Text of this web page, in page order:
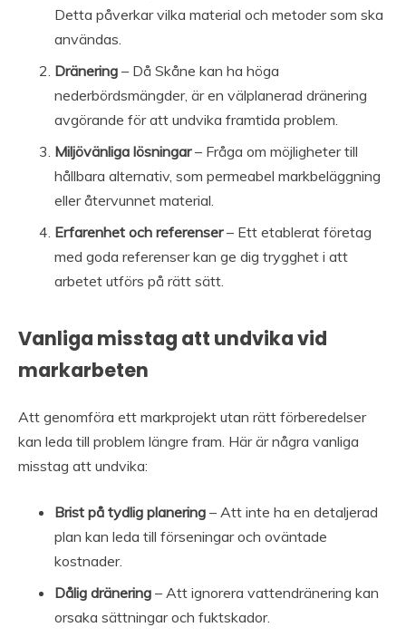
Detta påverkar vilka material och metoder som ska
användas.
Dränering – Då Skåne kan ha höga
nederbördsmängder, är en välplanerad dränering
avgörande för att undvika framtida problem.
Miljövänliga lösningar– Fråga om möjligheter till
hållbara alternativ, som permeabel markbeläggning
eller återvunnet material.
Erfarenhet och referenser– Ett etablerat företag
med goda referenser kan ge dig trygghet i att
arbetet utförs på rätt sätt.
Vanliga misstag att undvika vid
markarbeten
Att genomföra ett markprojekt utan rätt förberedelser
kan leda till problem längre fram. Här är några vanliga
misstag att undvika:
Brist på tydlig planering – Att inte ha en detaljerad
plan kan leda till förseningar och oväntade
kostnader.
Dålig dränering – Att ignorera vattendränering kan
orsaka sättningar och fuktskador.